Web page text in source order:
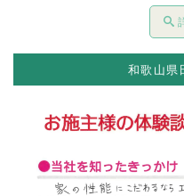
和歌山県